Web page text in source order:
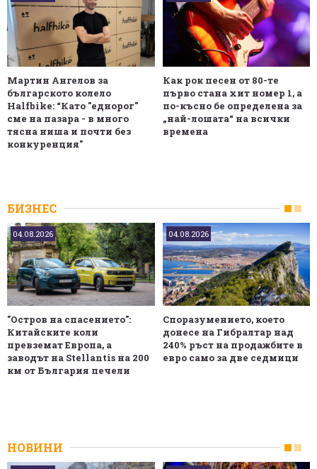
Мартин Ангелов за
българското колело
Halfbike: “Като "еднорог"
сме на пазара - в много
тясна ниша и почти без
конкуренция"
Как рок песен от 80-те
първо стана хит номер 1, а
по-късно бе определена за
„най-лошата“ на всички
времена
БИЗНЕС
04.08.2026
"Остров на спасението":
Китайските коли
превземат Европа, а
заводът на Stellantis на 200
км от България печели
04.08.2026
Споразумението, което
донесе на Гибралтар над
240% ръст на продажбите в
евро само за две седмици
НОВИНИ